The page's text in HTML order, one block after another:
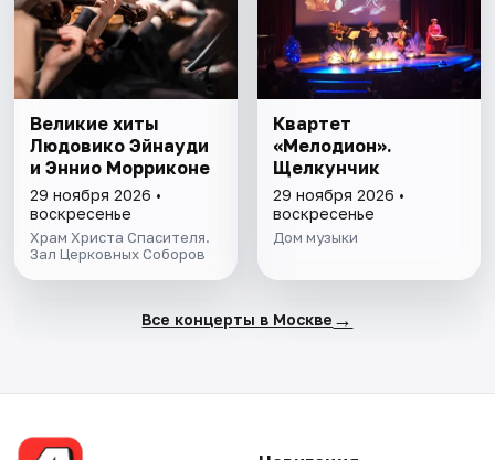
Великие хиты
Людовико Эйнауди
и Эннио Морриконе
29 ноября 2026 •
воскресенье
Храм Христа Спасителя.
Зал Церковных Соборов
Квартет
«Мелодион».
Щелкунчик
29 ноября 2026 •
воскресенье
Дом музыки
Все концерты в Москве →